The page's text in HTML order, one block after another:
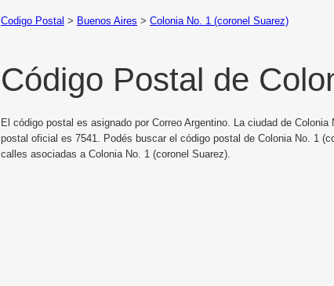
Codigo Postal > Buenos Aires > Colonia No. 1 (coronel Suarez)
Código Postal de
El código postal es asignado por Correo Argentino. La ciudad de
postal oficial es 7541. Podés buscar el código postal de Colonia No. 1
calles asociadas a Colonia No. 1 (coronel Suarez).